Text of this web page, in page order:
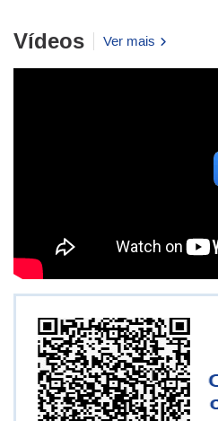
Vídeos Ver mais